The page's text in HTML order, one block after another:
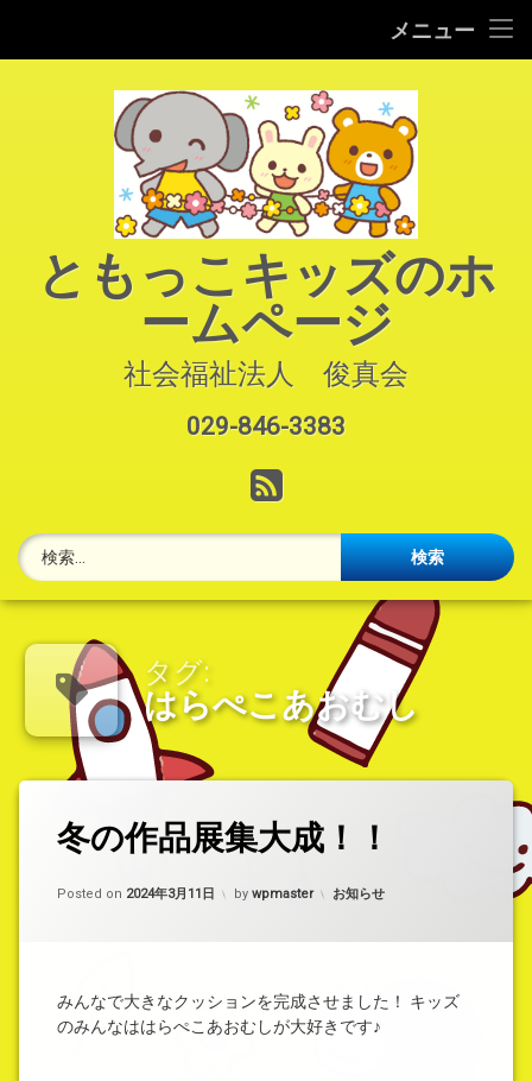
メニュー
園での生活
よくあるご質問
アクセス
お問い合わせ
ともっこキッズのホ
ームページ
社会福祉法人　俊真会
029-846-3383
RSS
タグ:
はらぺこあおむし
冬の作品展集大成！！
Posted on 2024年3月11日 by wpmaster カテゴリー:
お知らせ
みんなで大きなクッションを完成させました！ キッズ
のみんなははらぺこあおむしが大好きです♪
コ
メ
ト
(冬
の